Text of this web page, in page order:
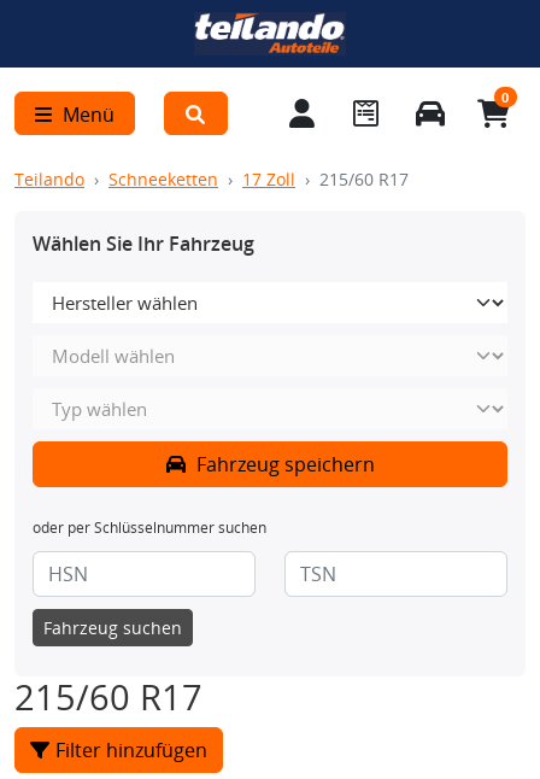
Menü
0
Teilando Schneeketten 17 Zoll 215/60 R17
Wählen Sie Ihr Fahrzeug
Fahrzeug speichern
oder per Schlüsselnummer suchen
Fahrzeug suchen
215/60 R17
Filter hinzufügen